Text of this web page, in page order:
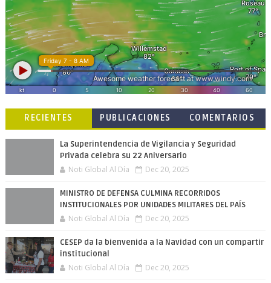
RECIENTES
PUBLICACIONES
COMENTARIOS
La Superintendencia de Vigilancia y Seguridad
Privada celebra su 22 Aniversario
Noti Global Al Día Dec 20, 2025
MINISTRO DE DEFENSA CULMINA RECORRIDOS
INSTITUCIONALES POR UNIDADES MILITARES DEL PAÍS
Noti Global Al Día Dec 20, 2025
CESEP da la bienvenida a la Navidad con un compartir
institucional
Noti Global Al Día Dec 20, 2025